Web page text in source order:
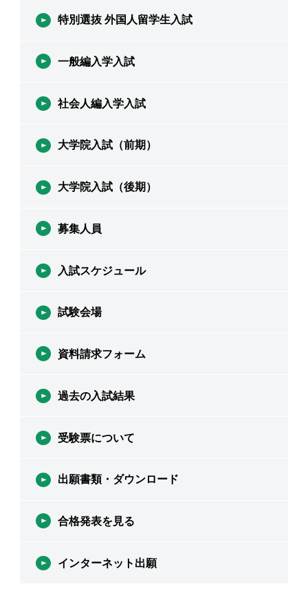
特別選抜 外国人留学生入試
一般編入学入試
社会人編入学入試
大学院入試（前期）
大学院入試（後期）
募集人員
入試スケジュール
試験会場
資料請求フォーム
過去の入試結果
受験票について
出願書類・ダウンロード
合格発表を見る
インターネット出願